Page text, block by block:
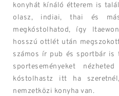
konyhát kínáló étterem is
olasz, indiai, thai és
megkóstolhatod, így
hosszú ottlét után
számos ír pub és sportbár is
sporteseményeket
kóstolhastz itt ha
nemzetközi konyha van.